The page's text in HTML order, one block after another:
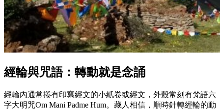
經輪與咒語：轉動就是念誦
經輪內通常捲有印寫經文的小紙卷或經文，外殼常刻有梵語六
字大明咒Om Mani Padme Hum。藏人相信，順時針轉經輪的動